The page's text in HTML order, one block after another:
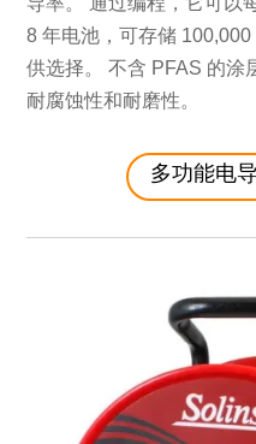
8 年电池，可存储
供选择。 不含 PFAS 的涂
耐腐蚀性和耐磨性。
多功能电